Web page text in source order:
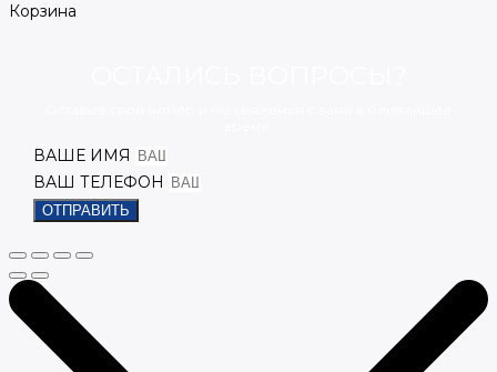
Корзина
ВАШЕ ИМЯ
ВАШ ТЕЛЕФОН
ОТПРАВИТЬ